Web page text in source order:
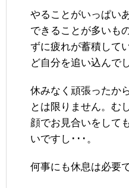
やることがいっぱい
できることが多いも
ずに疲れが蓄積して
ど自分を追い込んで
休みなく頑張ったか
とは限りません。む
顔でお見合いをして
いですし･･･。
何事にも休息は必要で